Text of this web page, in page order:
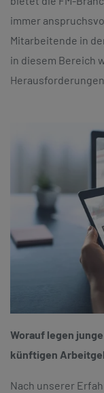
immer
Mitarbeitende in
in diesem Bereich
Worauf legen
künftigen
Nach unserer